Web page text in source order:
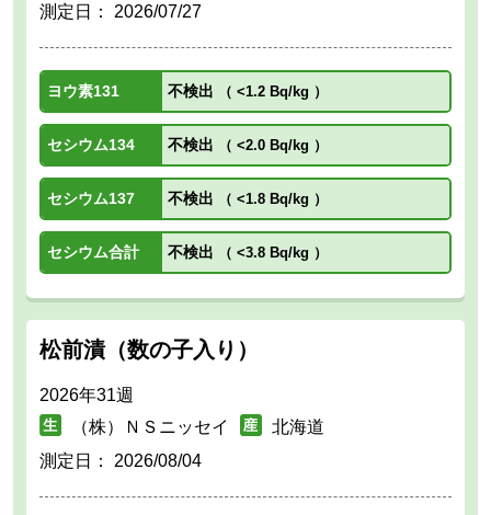
測定日： 2026/07/27
ヨウ素131 不検出 （ <1.2 Bq/kg ）
セシウム134 不検出 （ <2.0 Bq/kg ）
セシウム137 不検出 （ <1.8 Bq/kg ）
セシウム合計 不検出 （ <3.8 Bq/kg ）
松前漬（数の子入り）
2026年31週
（株）ＮＳニッセイ
北海道
測定日： 2026/08/04